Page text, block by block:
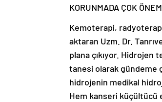
KORUNMADA ÇOK
Kemoterapi,
aktaran Uzm. Dr.
plana çıkıyor.
tanesi olarak gündeme
hidrojenin medikal
Hem kanseri küçültücü